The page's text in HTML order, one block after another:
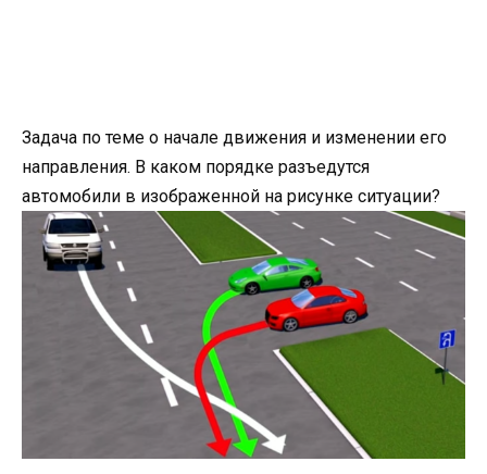
Задача по теме о начале движения и изменении его
направления. В каком порядке разъедутся
автомобили в изображенной на рисунке ситуации?